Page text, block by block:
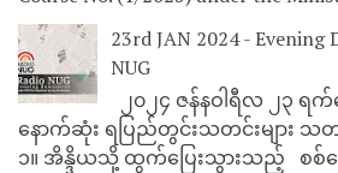
23rd JAN 2024 - Evening
NUG
၂၀၂၄ ဇန်နဝါရီလ ၂၃ ရ
နောက်ဆုံး ရပြည်တွင်းသတင်းများ သတင်
၁။ အိန္ဒိယသို့ ထွက်ပြေးသွားသည့် စစ်က